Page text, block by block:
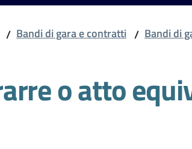
/ Bandi di gara e contratti / Bandi di
o atto